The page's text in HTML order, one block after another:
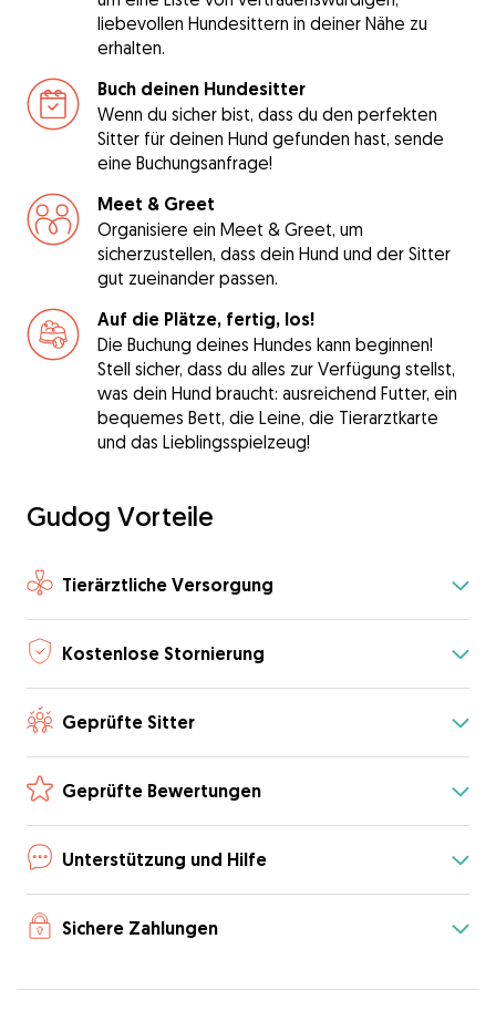
liebevollen Hundesittern in deiner Nähe zu
erhalten.
Buch deinen Hundesitter
Wenn du sicher bist, dass du den perfekten
Sitter für deinen Hund gefunden hast, sende
eine Buchungsanfrage!
Meet & Greet
Organisiere ein Meet & Greet, um
sicherzustellen, dass dein Hund und der Sitter
gut zueinander passen.
Auf die Plätze, fertig, los!
Die Buchung deines Hundes kann beginnen!
Stell sicher, dass du alles zur Verfügung stellst,
was dein Hund braucht: ausreichend Futter, ein
bequemes Bett, die Leine, die Tierarztkarte
und das Lieblingsspielzeug!
Gudog Vorteile
Tierärztliche Versorgung
Kostenlose Stornierung
Geprüfte Sitter
Geprüfte Bewertungen
Unterstützung und Hilfe
Sichere Zahlungen